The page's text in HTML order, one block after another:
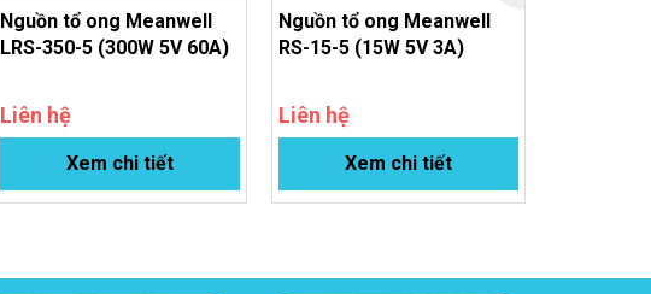
Nguồn tổ ong Meanwell
LRS-350-5 (300W 5V 60A)
Liên hệ
Xem chi tiết
Nguồn tổ ong Meanwell
RS-15-5 (15W 5V 3A)
Liên hệ
Xem chi tiết